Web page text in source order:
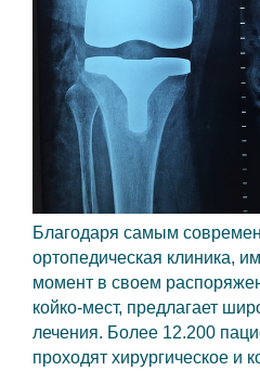
Благодаря самым
ортопедическая клиника,
момент в своем
койко-мест, предлагает
лечения. Более 12.200
проходят хирургическое и